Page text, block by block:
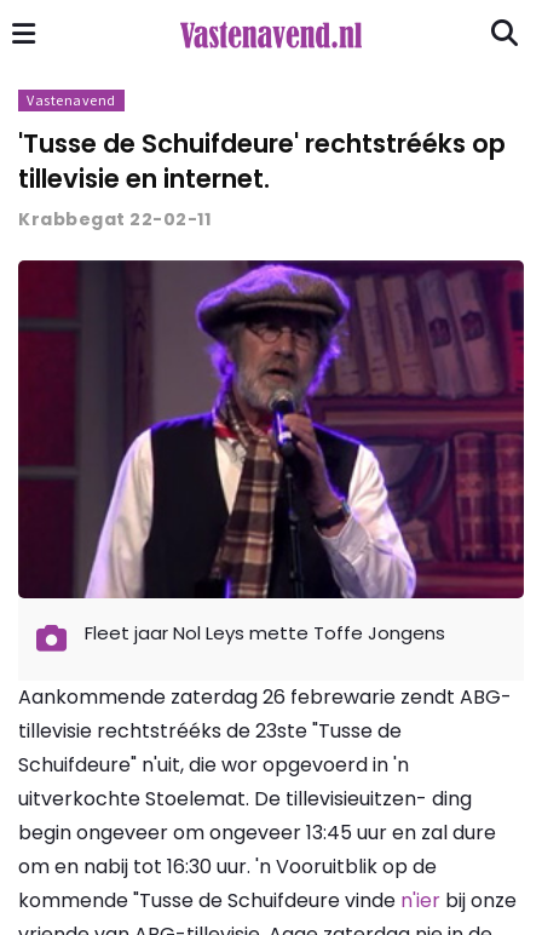
Vastenavend
'Tusse de Schuifdeure' rechtstrééks op
tillevisie en internet.
Krabbegat 22-02-11
Fleet jaar Nol Leys mette Toffe Jongens
Aankommende zaterdag 26 febrewarie zendt ABG-
tillevisie rechtstrééks de 23ste "Tusse de
Schuifdeure" n'uit, die wor opgevoerd in 'n
uitverkochte Stoelemat. De tillevisieuitzen- ding
begin ongeveer om ongeveer 13:45 uur en zal dure
om en nabij tot 16:30 uur. 'n Vooruitblik op de
kommende "Tusse de Schuifdeure vinde n'ier bij onze